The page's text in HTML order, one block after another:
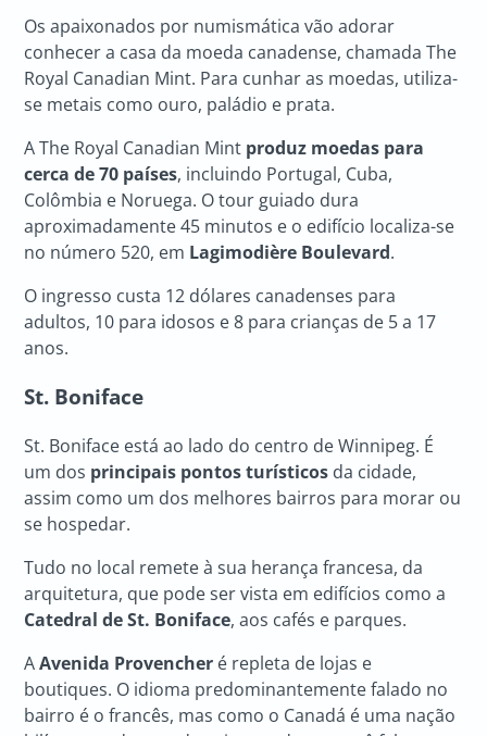
Os apaixonados por numismática vão adorar
conhecer a casa da moeda canadense, chamada The
Royal Canadian Mint. Para cunhar as moedas, utiliza-
se metais como ouro, paládio e prata.
A The Royal Canadian Mint produz moedas para
cerca de 70 países, incluindo Portugal, Cuba,
Colômbia e Noruega. O tour guiado dura
aproximadamente 45 minutos e o edifício localiza-se
no número 520, em Lagimodière Boulevard.
O ingresso custa 12 dólares canadenses para
adultos, 10 para idosos e 8 para crianças de 5 a 17
anos.
St. Boniface
St. Boniface está ao lado do centro de Winnipeg. É
um dos principais pontos turísticos da cidade,
assim como um dos melhores bairros para morar ou
se hospedar.
Tudo no local remete à sua herança francesa, da
arquitetura, que pode ser vista em edifícios como a
Catedral de St. Boniface, aos cafés e parques.
AAvenida Provencher é repleta de lojas e
boutiques. O idioma predominantemente falado no
bairro é o francês, mas como o Canadá é uma nação